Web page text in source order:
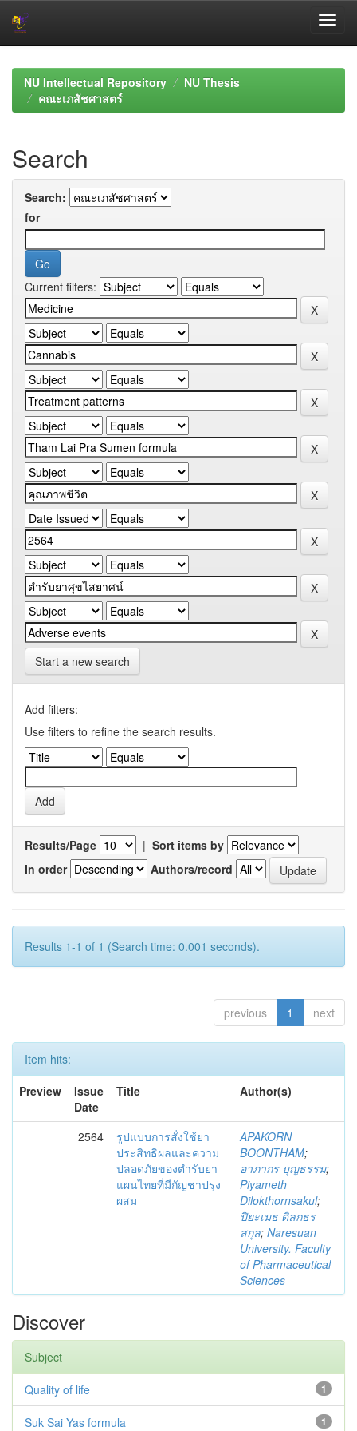
navigationNU Intellectual Repository
NU Thesis
คณะเภสัชศาสตร์
Search
Search:
for
Current filters:
Start a new search
Add filters:
Use filters to refine the search results.
Results/Page | Sort items by
In order
Authors/record
Results 1-1 of 1 (Search time: 0.001 seconds).
previous 1 next
Item hits:
Preview
Issue
Date
Title Author(s)
2564
รูปแบบการสั่งใช้ยา
ประสิทธิผลและความ
ปลอดภัยของตำรับยา
แผนไทยที่มีกัญชาปรุง
ผสม
APAKORN
BOONTHAM;
อาภากร บุญธรรม;
Piyameth
Dilokthornsakul;
ปิยะเมธ ดิลกธร
สกุล; Naresuan
University. Faculty
of Pharmaceutical
Sciences
Discover
Subject
1
Quality of life
1
Suk Sai Yas formula